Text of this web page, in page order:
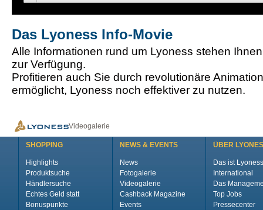
Das Lyoness Info-Movie
Alle Informationen rund um Lyoness stehen
zur Verfügung.
Profitieren auch Sie durch revolutionäre
ermöglicht, Lyoness noch effektiver zu nutzen.
Videogalerie
SHOPPING
Highlights
Produktsuche
Händlersuche
Echtes Geld statt
Bonuspunkte
NEWS & EVENTS
News
Fotogalerie
Videogalerie
Cashback Magazine
Events
ÜBER
Das ist Lyoness
International
Das
Top Jobs
Pressecenter